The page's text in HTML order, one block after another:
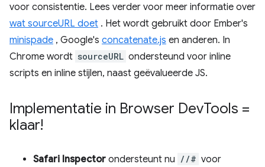
voor consistentie. Lees verder voor meer informatie over
wat sourceURL doet . Het wordt gebruikt door Ember's
minispade , Google's concatenate.js en anderen. In
Chrome wordt sourceURL ondersteund voor inline
scripts en inline stijlen, naast geëvalueerde JS.
Implementatie in Browser DevTools =
klaar!
Safari Inspector ondersteunt nu //# voor